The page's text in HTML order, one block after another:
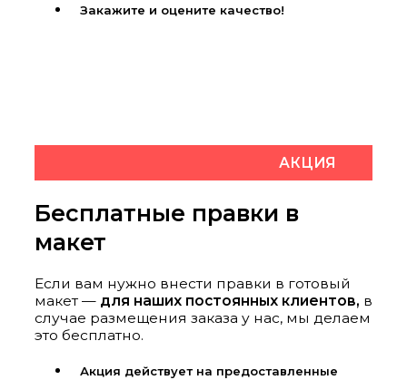
Закажите и оцените качество!
АКЦИЯ
Бесплатные правки в
макет
Если вам нужно внести правки в готовый
макет — для наших постоянных клиентов, в
случае размещения заказа у нас, мы делаем
это бесплатно.
Акция действует на предоставленные